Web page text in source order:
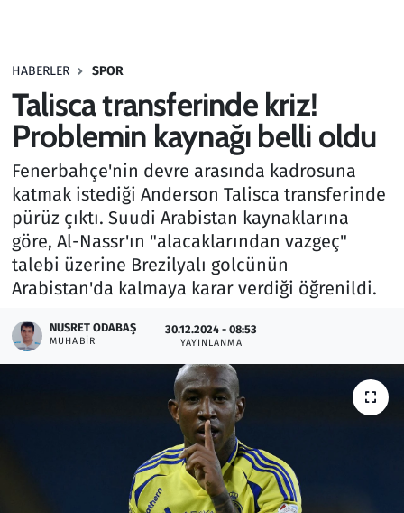
HABERLER SPOR
Talisca transferinde kriz!
Problemin kaynağı belli oldu
Fenerbahçe'nin devre arasında kadrosuna
katmak istediği Anderson Talisca transferinde
pürüz çıktı. Suudi Arabistan kaynaklarına
göre, Al-Nassr'ın "alacaklarından vazgeç"
talebi üzerine Brezilyalı golcünün
Arabistan'da kalmaya karar verdiği öğrenildi.
NUSRET ODABAŞ
MUHABIR
30.12.2024 - 08:53
YAYINLANMA
Haber
Kültür Sanat
Kurumsal Haberler
Lezzet Durağı
Memur ve Kamu
Rüya Tabirleri